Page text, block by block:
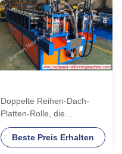
Doppelte Reihen-Dach-
Platten-Rolle, die
Maschine, Bolzen und die
Bahn-Rolle bildet Maschine
Beste Preis Erhalten